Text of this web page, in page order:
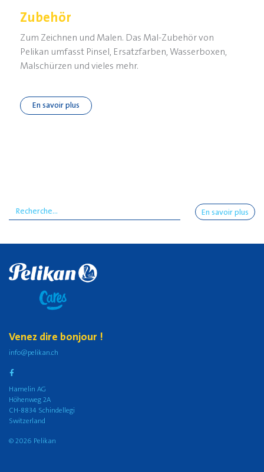
Zubehör
Zum Zeichnen und Malen. Das Mal-Zubehör von
Pelikan umfasst Pinsel, Ersatzfarben, Wasserboxen,
Malschürzen und vieles mehr.
En savoir plus
En savoir plus
Venez dire bonjour !
info@pelikan.ch
Hamelin AG
Höhenweg 2A
CH-8834 Schindellegi
Switzerland
© 2026 Pelikan